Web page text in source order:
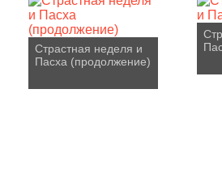
Страстная неделя и
Пасха (продолжение)